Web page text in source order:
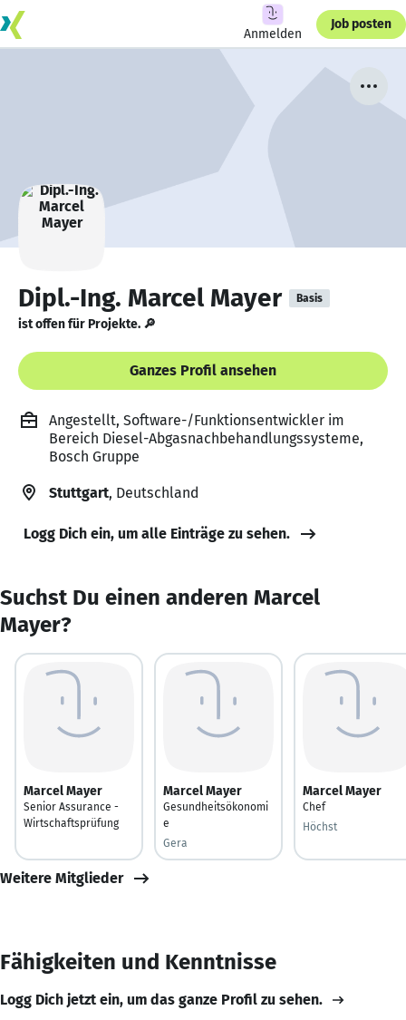
Anmelden
Job posten
Dipl.-Ing. Marcel Mayer Basis
ist offen für Projekte. 🔎
Ganzes Profil ansehen
Angestellt, Software-/Funktionsentwickler im
Bereich Diesel-Abgasnachbehandlungssysteme,
Bosch Gruppe
Stuttgart, Deutschland
Logg Dich ein, um alle Einträge zu sehen.
Suchst Du einen anderen Marcel
Mayer?
Marcel Mayer
Senior Assurance -
Wirtschaftsprüfung
Marcel Mayer
Gesundheitsökonomi
e
Gera
Marcel Mayer
Chef
Höchst
Weitere Mitglieder
Fähigkeiten und Kenntnisse
Logg Dich jetzt ein, um das ganze Profil zu sehen.